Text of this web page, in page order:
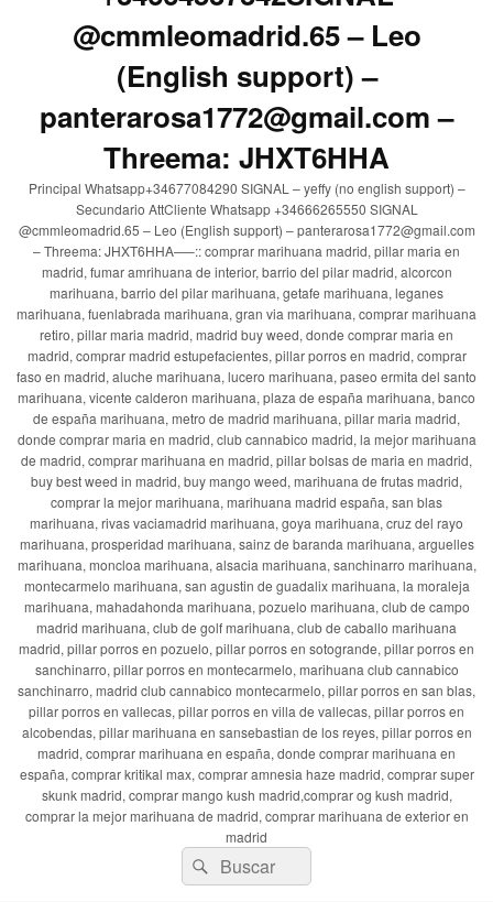
@cmmleomadrid.65 – Leo
(English support) –
panterarosa1772@gmail.com –
Threema: JHXT6HHA
Principal Whatsapp+34677084290 SIGNAL – yeffy (no english support) –
Secundario AttCliente Whatsapp +34666265550 SIGNAL
@cmmleomadrid.65 – Leo (English support) – panterarosa1772@gmail.com
– Threema: JHXT6HHA—–:: comprar marihuana madrid, pillar maria en
madrid, fumar amrihuana de interior, barrio del pilar madrid, alcorcon
marihuana, barrio del pilar marihuana, getafe marihuana, leganes
marihuana, fuenlabrada marihuana, gran via marihuana, comprar marihuana
retiro, pillar maria madrid, madrid buy weed, donde comprar maria en
madrid, comprar madrid estupefacientes, pillar porros en madrid, comprar
faso en madrid, aluche marihuana, lucero marihuana, paseo ermita del santo
marihuana, vicente calderon marihuana, plaza de españa marihuana, banco
de españa marihuana, metro de madrid marihuana, pillar maria madrid,
donde comprar maria en madrid, club cannabico madrid, la mejor marihuana
de madrid, comprar marihuana en madrid, pillar bolsas de maria en madrid,
buy best weed in madrid, buy mango weed, marihuana de frutas madrid,
comprar la mejor marihuana, marihuana madrid españa, san blas
marihuana, rivas vaciamadrid marihuana, goya marihuana, cruz del rayo
marihuana, prosperidad marihuana, sainz de baranda marihuana, arguelles
marihuana, moncloa marihuana, alsacia marihuana, sanchinarro marihuana,
montecarmelo marihuana, san agustin de guadalix marihuana, la moraleja
marihuana, mahadahonda marihuana, pozuelo marihuana, club de campo
madrid marihuana, club de golf marihuana, club de caballo marihuana
madrid, pillar porros en pozuelo, pillar porros en sotogrande, pillar porros en
sanchinarro, pillar porros en montecarmelo, marihuana club cannabico
sanchinarro, madrid club cannabico montecarmelo, pillar porros en san blas,
pillar porros en vallecas, pillar porros en villa de vallecas, pillar porros en
alcobendas, pillar marihuana en sansebastian de los reyes, pillar porros en
madrid, comprar marihuana en españa, donde comprar marihuana en
españa, comprar kritikal max, comprar amnesia haze madrid, comprar super
skunk madrid, comprar mango kush madrid,comprar og kush madrid,
comprar la mejor marihuana de madrid, comprar marihuana de exterior en
madrid
Buscar
por:
Buscar